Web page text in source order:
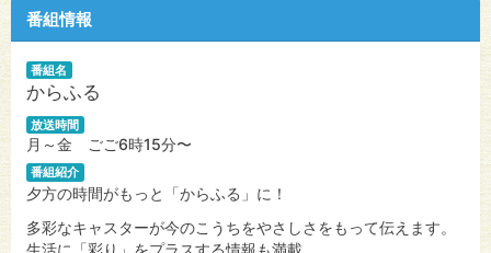
番組情報
番組名
からふる
放送時間
月～金 ごご6時15分〜
番組紹介
夕方の時間がもっと「からふる」に！
多彩なキャスターが今のこうちをやさしさをもって伝えます。